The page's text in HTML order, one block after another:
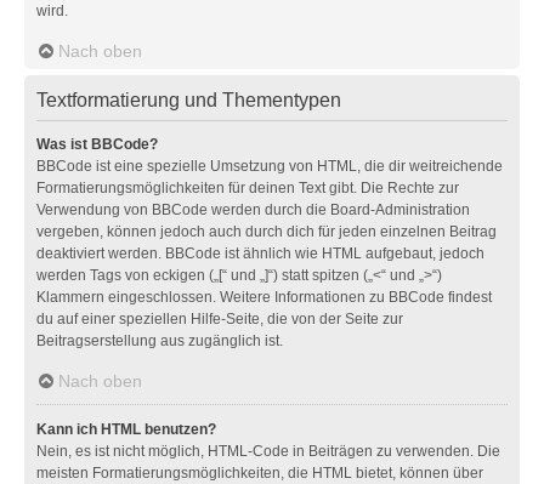
wird.
Nach oben
Textformatierung und Thementypen
Was ist BBCode?
BBCode ist eine spezielle Umsetzung von HTML, die dir weitreichende
Formatierungsmöglichkeiten für deinen Text gibt. Die Rechte zur
Verwendung von BBCode werden durch die Board-Administration
vergeben, können jedoch auch durch dich für jeden einzelnen Beitrag
deaktiviert werden. BBCode ist ähnlich wie HTML aufgebaut, jedoch
werden Tags von eckigen („[“ und „]“) statt spitzen („<“ und „>“)
Klammern eingeschlossen. Weitere Informationen zu BBCode findest
du auf einer speziellen Hilfe-Seite, die von der Seite zur
Beitragserstellung aus zugänglich ist.
Nach oben
Kann ich HTML benutzen?
Nein, es ist nicht möglich, HTML-Code in Beiträgen zu verwenden. Die
meisten Formatierungsmöglichkeiten, die HTML bietet, können über